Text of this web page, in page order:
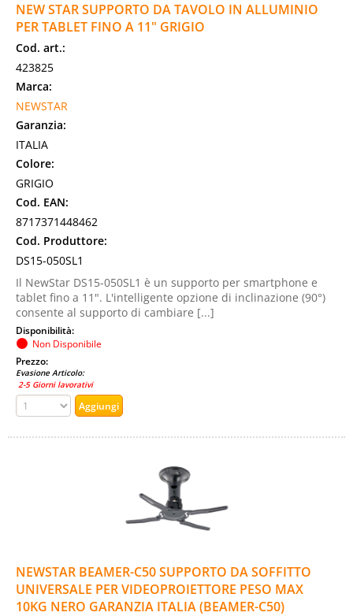
NEW STAR SUPPORTO DA TAVOLO IN ALLUMINIO
PER TABLET FINO A 11" GRIGIO
Cod. art.:
423825
Marca:
NEWSTAR
Garanzia:
ITALIA
Colore:
GRIGIO
Cod. EAN:
8717371448462
Cod. Produttore:
DS15-050SL1
Il NewStar DS15-050SL1 è un supporto per smartphone e
tablet fino a 11". L'intelligente opzione di inclinazione (90°)
consente al supporto di cambiare [...]
Disponibilità:
Non Disponibile
Prezzo:
Evasione Articolo:
2-5 Giorni lavorativi
NEWSTAR BEAMER-C50 SUPPORTO DA SOFFITTO
UNIVERSALE PER VIDEOPROIETTORE PESO MAX
10KG NERO GARANZIA ITALIA (BEAMER-C50)